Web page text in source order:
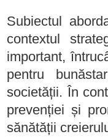
Subiectul
contextul
important,
pentru
societății. În
prevenției și
sănătății